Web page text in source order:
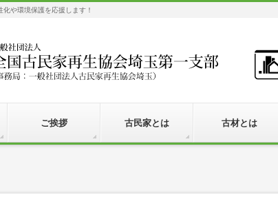
や環境保護を応援します！
ご挨拶 古民家とは 古材とは